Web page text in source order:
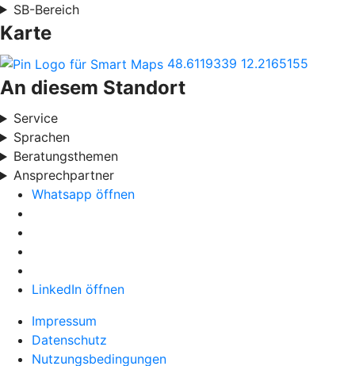
SB-Bereich
Karte
48.6119339 12.2165155
An diesem Standort
Service
Sprachen
Beratungsthemen
Ansprechpartner
Whatsapp öffnen
LinkedIn öffnen
Impressum
Datenschutz
Nutzungsbedingungen